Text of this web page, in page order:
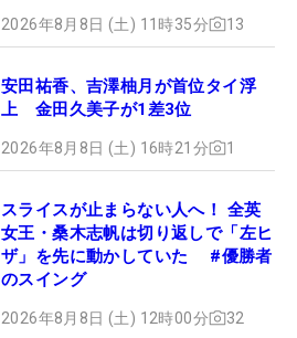
2026年8月8日 (土) 11時35分 13
安田祐香、吉澤柚月が首位タイ浮
上 金田久美子が1差3位
2026年8月8日 (土) 16時21分 1
スライスが止まらない人へ！ 全英
女王・桑木志帆は切り返しで「左ヒ
ザ」を先に動かしていた #優勝者
のスイング
2026年8月8日 (土) 12時00分 32